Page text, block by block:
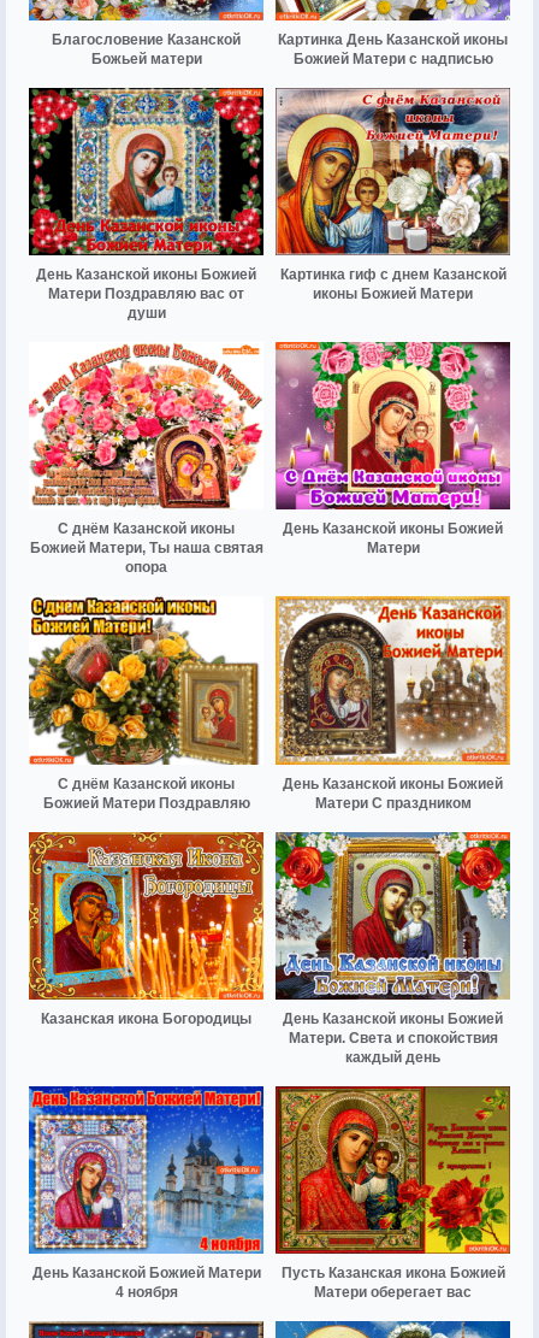
Благословение Казанской
Божьей матери
Картинка День Казанской иконы
Божией Матери с надписью
День Казанской иконы Божией
Матери Поздравляю вас от
души
Картинка гиф с днем Казанской
иконы Божией Матери
С днём Казанской иконы
Божией Матери, Ты наша святая
опора
День Казанской иконы Божией
Матери
С днём Казанской иконы
Божией Матери Поздравляю
День Казанской иконы Божией
Матери С праздником
Казанская икона Богородицы
День Казанской иконы Божией
Матери. Света и спокойствия
каждый день
День Казанской Божией Матери
4 ноября
Пусть Казанская икона Божией
Матери оберегает вас